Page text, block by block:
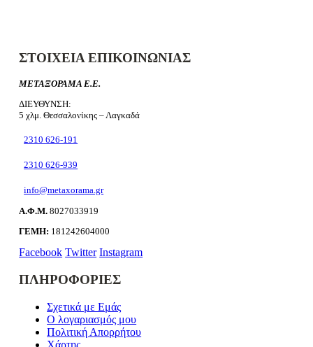
ΣΤΟΙΧΕΙΑ ΕΠΙΚΟΙΝΩΝΙΑΣ
ΜΕΤΑΞΟΡΑΜΑ Ε.Ε.
ΔΙΕΥΘΥΝΣΗ:
5 χλμ. Θεσσαλονίκης – Λαγκαδά
2310 626-191
2310 626-939
info@metaxorama.gr
Α.Φ.Μ. 8027033919
ΓΕΜΗ: 181242604000
Facebook Twitter Instagram
ΠΛΗΡΟΦΟΡΙΕΣ
Σχετικά με Εμάς
Ο λογαριασμός μου
Πολιτική Απορρήτου
Χάρτης